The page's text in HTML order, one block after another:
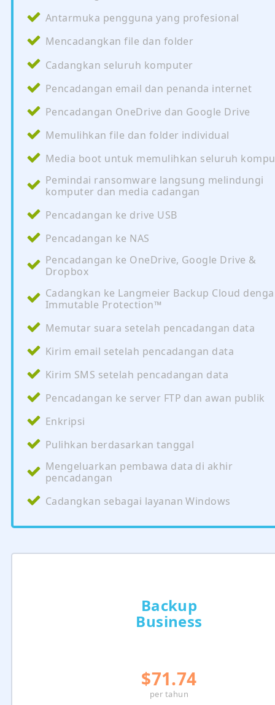
Antarmuka pengguna yang profesional
Mencadangkan file dan folder
Cadangkan seluruh komputer
Pencadangan email dan penanda internet
Pencadangan OneDrive dan Google Drive
Memulihkan file dan folder individual
Media boot untuk memulihkan seluruh
Pemindai ransomware langsung melindungi
komputer dan media cadangan
Pencadangan ke drive USB
Pencadangan ke NAS
Pencadangan ke OneDrive, Google Drive &
Dropbox
Cadangkan ke Langmeier Backup Cloud
Immutable Protection™
Memutar suara setelah pencadangan data
Kirim email setelah pencadangan data
Kirim SMS setelah pencadangan data
Pencadangan ke server FTP dan awan publik
Enkripsi
Pulihkan berdasarkan tanggal
Mengeluarkan pembawa data di akhir
pencadangan
Cadangkan sebagai layanan Windows
Backup
Business
$71.74
per tahun